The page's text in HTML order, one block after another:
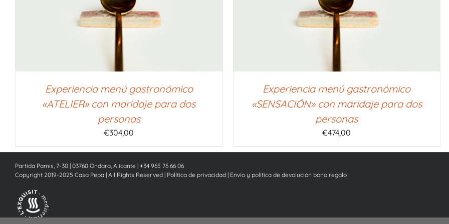
Experiencia menú gastronómico
«ATELIER» con maridaje para dos
personas
€304,00
SELECCIONAR IMPORTE
Experiencia menú gastronómico
«SENSACIÓN» con maridaje para dos
personas
€474,00
Partida Pamis, 7-30 | 03760 Ondara, Alicante | +34 965 76 66 06
Copyright 2019-2025 Casa Pepa | All Rights Reserved | Política de privacidad | Envío y política de devolución bono regalo